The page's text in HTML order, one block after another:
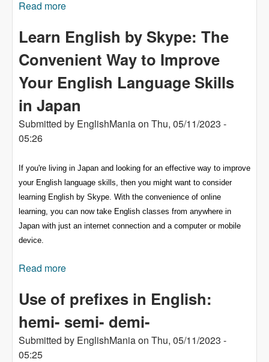
Read more
Learn English by Skype: The
Convenient Way to Improve
Your English Language Skills
in Japan
Submitted by EnglishManiaon Thu, 05/11/2023 -
05:26
If you're living in Japan and looking for an effective way to improve
your English language skills, then you might want to consider
learning English by Skype. With the convenience of online
learning, you can now take English classes from anywhere in
Japan with just an internet connection and a computer or mobile
device.
Read more
in Japan
Use of prefixes in English:
hemi- semi- demi-
Submitted by EnglishManiaon Thu, 05/11/2023 -
05:25